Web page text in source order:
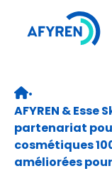
contenu
Retour page
•
AFYREN &
partenariat
cosmétiques
améliorées